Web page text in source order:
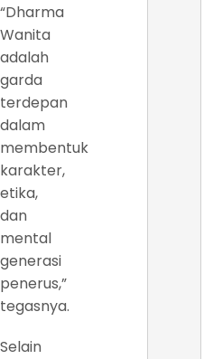
“Dharma
Wanita
adalah
garda
terdepan
dalam
membentuk
karakter,
etika,
dan
mental
generasi
penerus,”
tegasnya.
Selain